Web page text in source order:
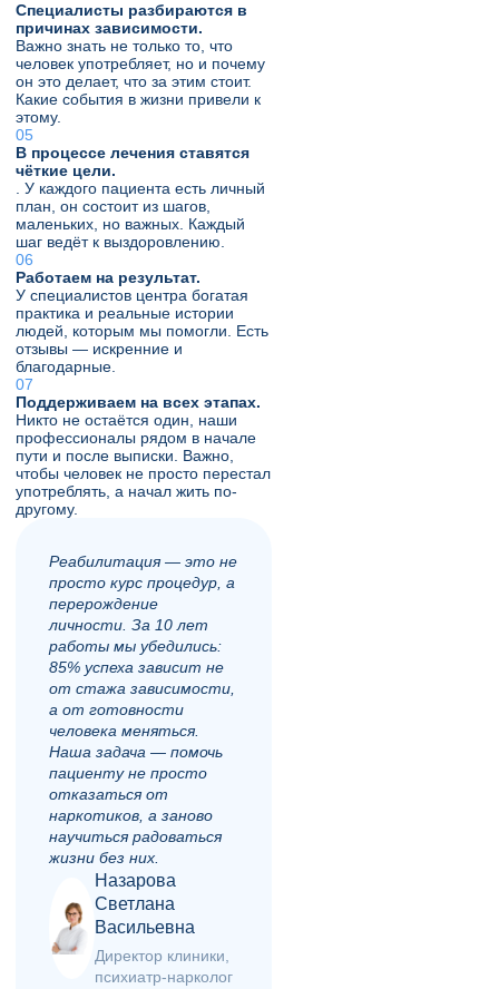
Специалисты разбираются в
причинах зависимости.
Важно знать не только то, что
человек употребляет, но и почему
он это делает, что за этим стоит.
Какие события в жизни привели к
этому.
В процессе лечения ставятся
чёткие цели.
. У каждого пациента есть личный
план, он состоит из шагов,
маленьких, но важных. Каждый
шаг ведёт к выздоровлению.
Работаем на результат.
У специалистов центра богатая
практика и реальные истории
людей, которым мы помогли. Есть
отзывы — искренние и
благодарные.
Поддерживаем на всех этапах.
Никто не остаётся один, наши
профессионалы рядом в начале
пути и после выписки. Важно,
чтобы человек не просто перестал
употреблять, а начал жить по-
другому.
Реабилитация — это не
просто курс процедур, а
перерождение
личности. За 10 лет
работы мы убедились:
85% успеха зависит не
от стажа зависимости,
а от готовности
человека меняться.
Наша задача — помочь
пациенту не просто
отказаться от
наркотиков, а заново
научиться радоваться
жизни без них.
Назарова
Светлана
Васильевна
Директор клиники,
психиатр-нарколог